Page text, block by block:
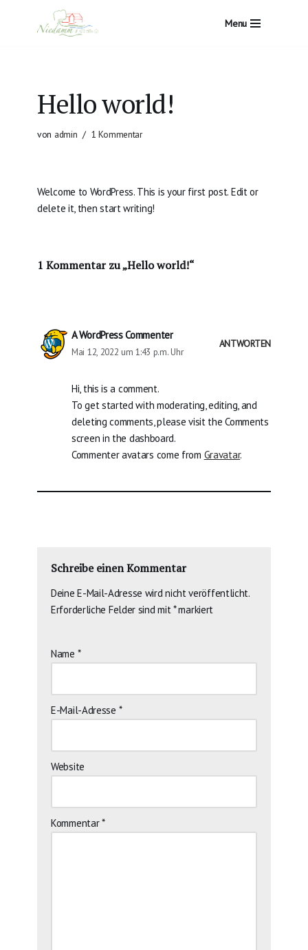
Menu
Hello world!
von admin 1 Kommentar
Welcome to WordPress. This is your first post. Edit or
delete it, then start writing!
1 Kommentar zu „Hello world!“
A WordPress Commenter
Mai 12, 2022 um 1:43 p.m. Uhr
ANTWORTEN
Hi, this is a comment.
To get started with moderating, editing, and
deleting comments, please visit the Comments
screen in the dashboard.
Commenter avatars come from Gravatar.
Schreibe einen Kommentar
Deine E-Mail-Adresse wird nicht veröffentlicht.
Erforderliche Felder sind mit*markiert
Name *
E-Mail-Adresse *
Website
Kommentar*